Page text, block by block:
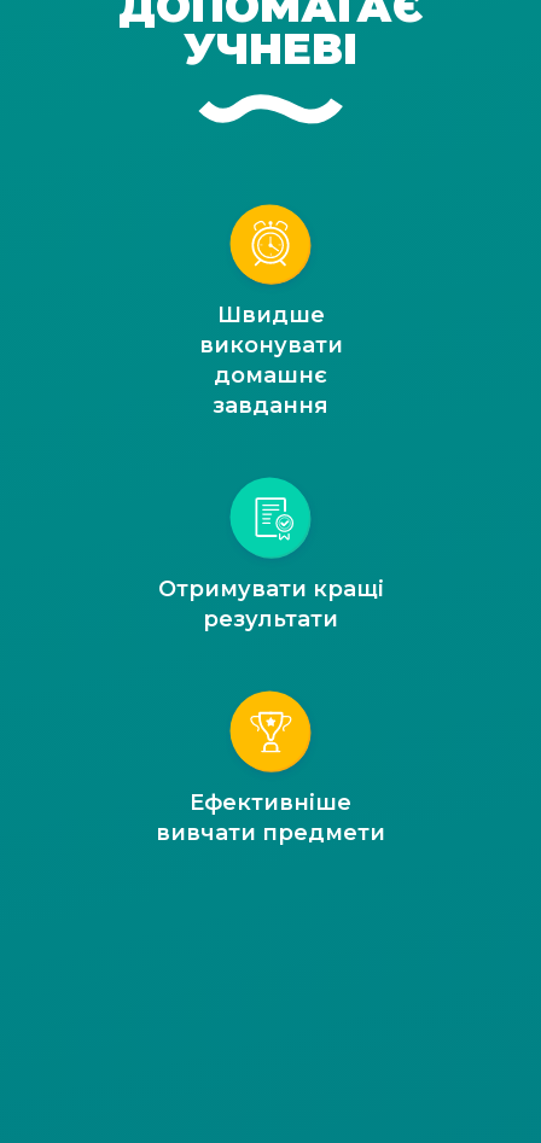
УЧНЕВІ
Швидше
виконувати
домашнє
завдання
Отримувати кращі
результати
Ефективніше
вивчати предмети